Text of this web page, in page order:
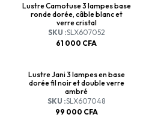
Lustre Camotuse 3 lampes base
ronde dorée, câble blanc et
verre cristal
SKU :SLX607052
61 000 CFA
Lustre Jani 3 lampes en base
dorée fil noir et double verre
ambré
SKU :SLX607048
99 000 CFA